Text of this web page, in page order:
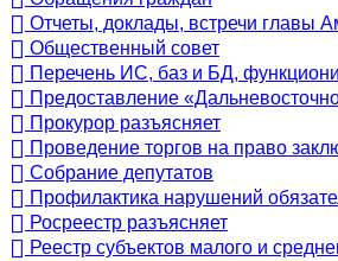
Отчеты, доклады, встречи главы
Общественный совет
Перечень ИС, баз и БД,
Предоставление
Прокурор разъясняет
Проведение торгов на право
Собрание депутатов
Профилактика нарушений
Росреестр разъясняет
Реестр субъектов малого и